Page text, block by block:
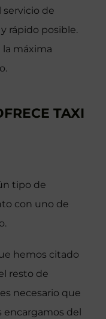
servicio de
rápido posible.
máxima
TAXI
tipo de
con uno de
hemos citado
resto de
necesario que
encargamos del